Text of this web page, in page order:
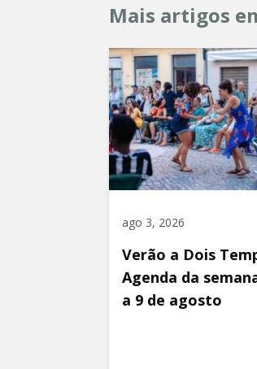
Mais artigos
ago 3, 2026
Verão a Dois
Agenda da
a 9 de agosto